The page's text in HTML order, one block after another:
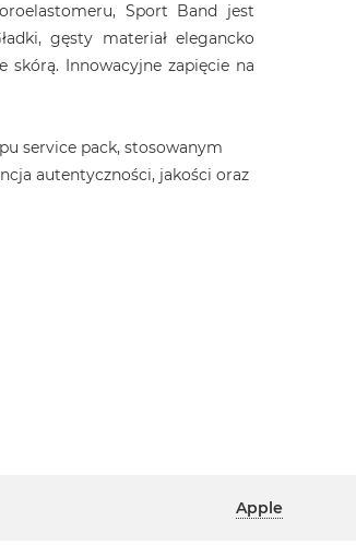
Sport Band jest
gęsty materiał elegancko
Innowacyjne zapięcie na
service pack, stosowanym
autentyczności, jakości oraz
Apple